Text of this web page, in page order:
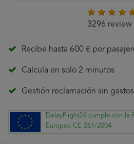
3296 review
Recibe hasta 600 € por
Calcula en solo 2 minutos
Gestión reclamación sin gastos
DelayFlight24 cumple con la
Europea CE 261/2004